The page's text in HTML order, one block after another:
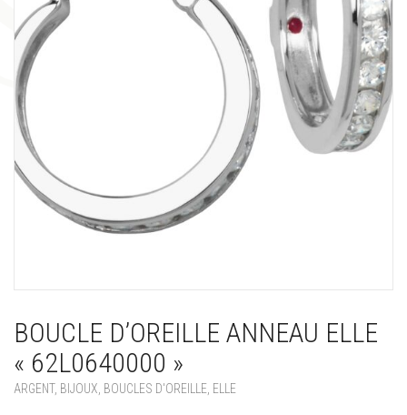
BOUCLE D’OREILLE ANNEAU ELLE
« 62L0640000 »
ARGENT, BIJOUX BOUCLES D'OREILLE ELLE